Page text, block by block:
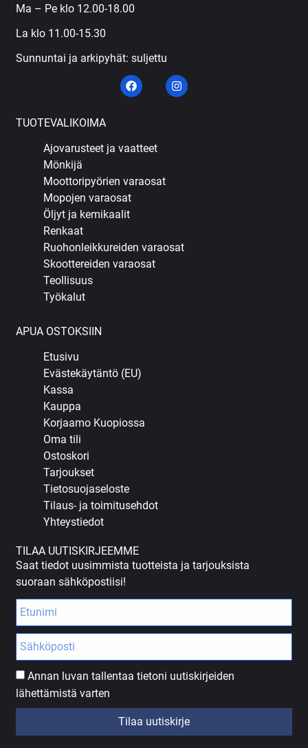
Ma – Pe klo 12.00-18.00
La klo 11.00-15.30
Sunnuntai ja arkipyhät: suljettu
TUOTEVALIKOIMA
Ajovarusteet ja vaatteet
Mönkijä
Moottoripyörien varaosat
Mopojen varaosat
Öljyt ja kemikaalit
Renkaat
Ruohonleikkureiden varaosat
Skoottereiden varaosat
Teollisuus
Työkalut
APUA OSTOKSIIN
Etusivu
Evästekäytäntö (EU)
Kassa
Kauppa
Korjaamo Kuopiossa
Oma tili
Ostoskori
Tarjoukset
Tietosuojaseloste
Tilaus- ja toimitusehdot
Yhteystiedot
TILAA UUTISKIRJEEMME
Saat tiedot uusimmista tuotteista ja tarjouksista
suoraan sähköpostiisi!
Annan luvan tallentaa tietoni uutiskirjeiden
lähettämistä varten
Tilaa uutiskirje